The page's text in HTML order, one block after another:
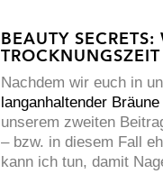
BEAUTY
Nachdem wir euch in
langanhaltender Bräune
unserem zweiten
– bzw. in diesem Fall
kann ich tun, damit